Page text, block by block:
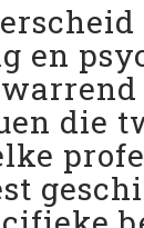
en
die